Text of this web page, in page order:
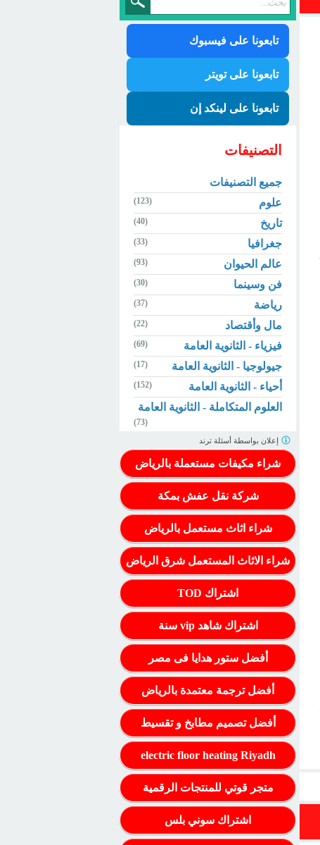
تابعونا على فيسبوك
تابعونا على تويتر
تابعونا على لينكد إن
التصنيفات
جميع التصنيفات
علوم
(123)
تاريخ (40)
جغرافيا (33)
عالم الحيوان (93)
فن وسينما (30)
رياضة (37)
مال وأقتصاد (22)
فيزياء - الثانوية العامة (69)
جيولوجيا - الثانوية العامة (17)
أحياء - الثانوية العامة (152)
العلوم المتكاملة - الثانوية العامة
(73)
شراء مكيفات مستعملة بالرياض
شركة نقل عفش بمكة
شراء اثاث مستعمل بالرياض
شراء الاثاث المستعمل شرق الرياض
اشتراك TOD
اشتراك شاهد vip سنة
أفضل ستور هدايا فى مصر
أفضل ترجمة معتمدة بالرياض
أفضل تصميم مطابخ و تقسيط
electric floor heating Riyadh
متجر قوتي للمنتجات الرقمية
اشتراك سوني بلس
إعلان بواسطةأسئلة ترند